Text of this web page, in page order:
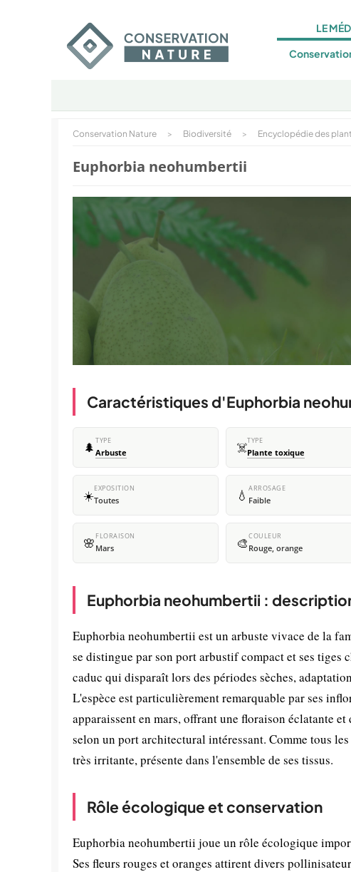
LE
Conservation Nature > Biodiversité > Encyclopédie des
Euphorbia neohumbertii
Caractéristiques d'Euphorbia
🌲 TYPE
Arbuste ☠️TYPE
Plante toxique
☀️EXPOSITION
Toutes 💧 ARROSAGE
Faible
🌸 FLORAISON
Mars 🎨COULEUR
Rouge, orange
Euphorbia neohumbertii :
Euphorbia neohumbertii est un arbuste vivace de la
se distingue par son port arbustif compact et ses
caduc qui disparaît lors des périodes sèches,
L'espèce est particulièrement remarquable par ses
apparaissent en mars, offrant une floraison éclatante
selon un port architectural intéressant. Comme tous
très irritante, présente dans l'ensemble de ses tissus.
Rôle écologique et conservation
Euphorbia neohumbertii joue un rôle écologique
Ses fleurs rouges et oranges attirent divers